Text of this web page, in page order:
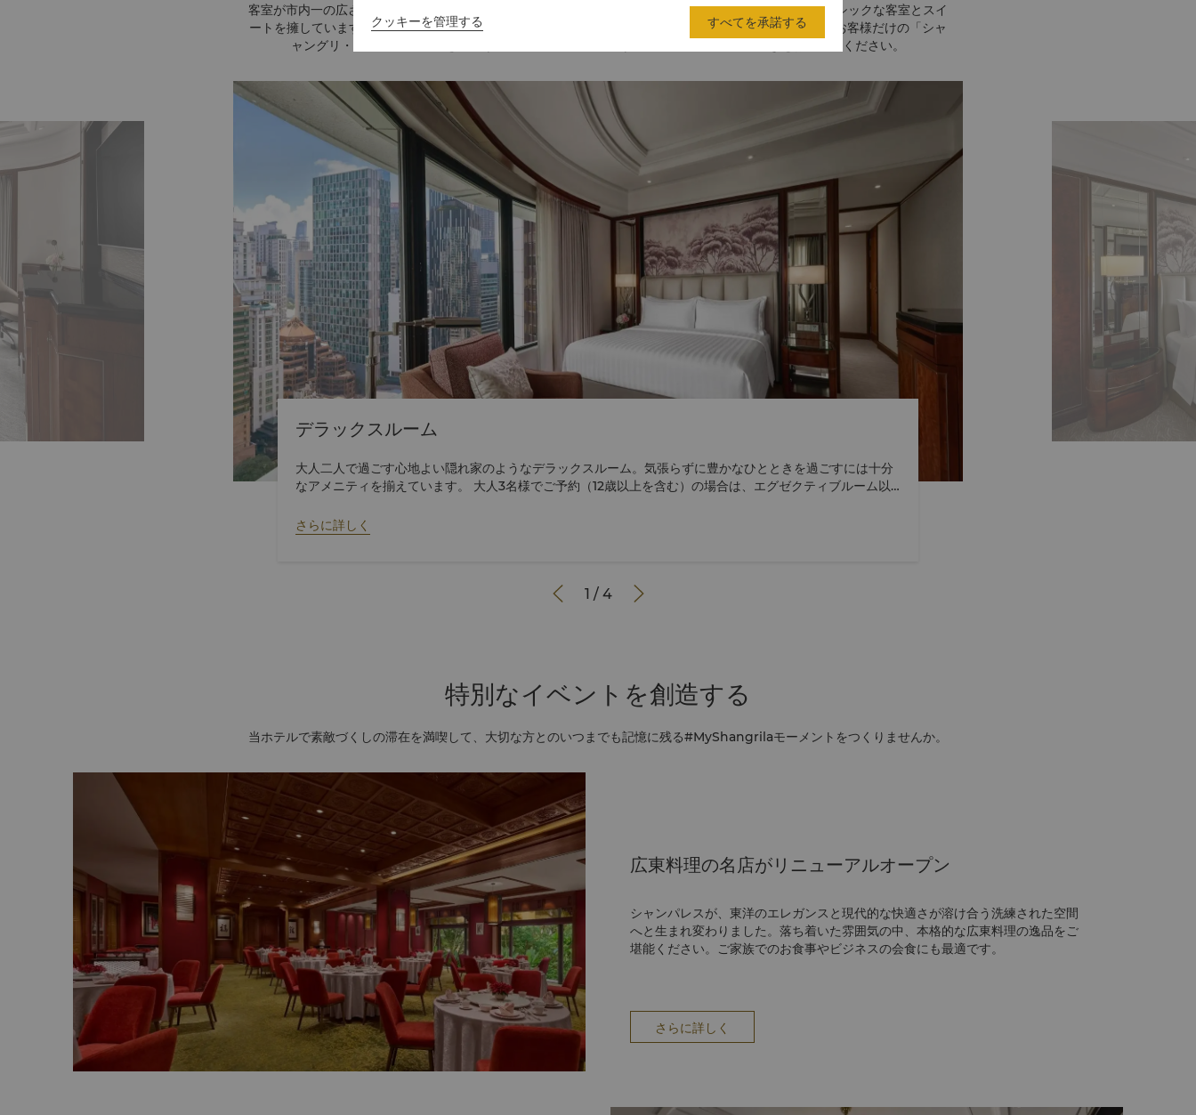
客室が市内一の広さを誇るシャングリ・ラ クアラルンプールは、モダンなアメニティを備えた662のクラシックな客室とスイ
ートを擁しています。近隣や遠方から訪れる皆様が日常から離れて安心して過ごせる空間を設えました。お客様だけの「シャ
ャングリ・ラ モーメント」を見つけて、新しい可能性に向けたリフレッシュのひとときをお過ごしください。
デラックスルーム
大人二人で過ごす心地よい隠れ家のようなデラックスルーム。気張らずに豊かなひとときを過ごすには十分
なアメニティを揃えています。 大人3名様でご予約（12歳以上を含む）の場合は、エグゼクティブルーム以
さらに詳しく
 1 /4 
特別なイベントを創造する
当ホテルで素敵づくしの滞在を満喫して、大切な方とのいつまでも記憶に残る#MyShangrilaモーメントをつくりませんか。
広東料理の名店がリニューアルオープン
シャンパレスが、東洋のエレガンスと現代的な快適さが溶け合う洗練された空間
へと生まれ変わりました。落ち着いた雰囲気の中、本格的な広東料理の逸品をご
堪能ください。ご家族でのお食事やビジネスの会食にも最適です。
さらに詳しく
クッキーを管理する すべてを承諾する